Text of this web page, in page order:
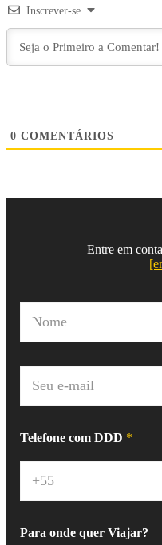
Inscrever-se
0 COMENTÁRIOS
Entre em
m
*
m
i
*
Telefone com DDD *
Para onde quer Viajar?